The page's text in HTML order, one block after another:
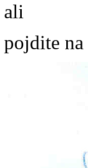
ali
pojdite na